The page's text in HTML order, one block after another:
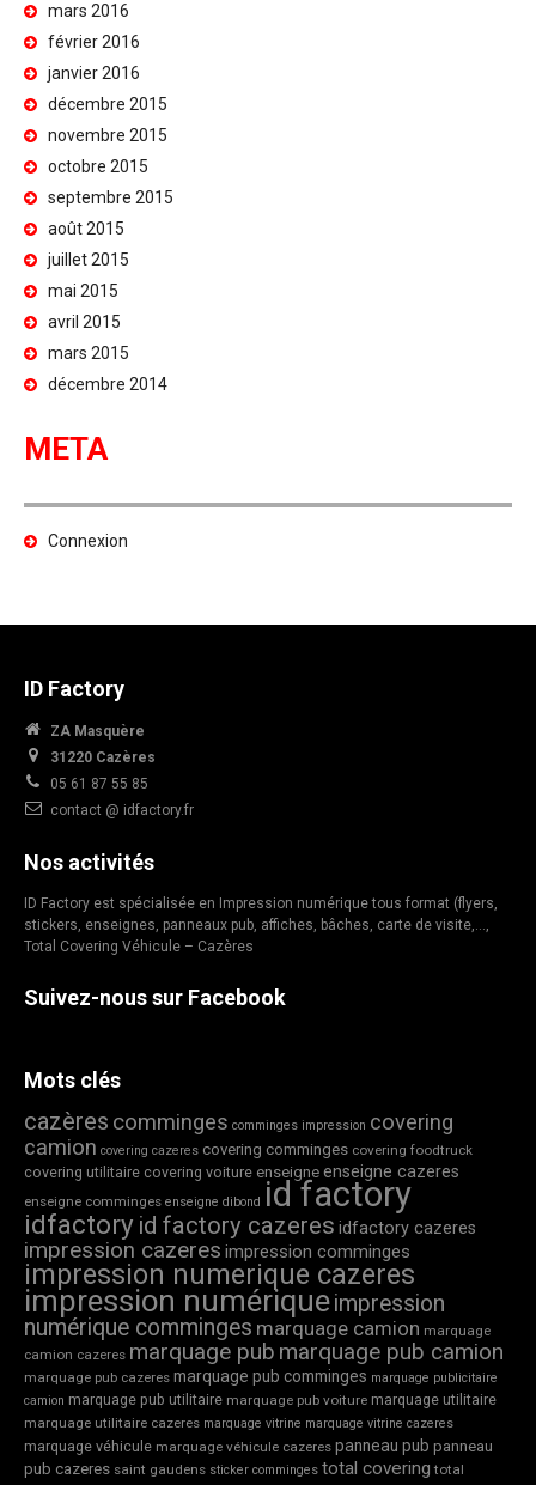
mars 2016
février 2016
janvier 2016
décembre 2015
novembre 2015
octobre 2015
septembre 2015
août 2015
juillet 2015
mai 2015
avril 2015
mars 2015
décembre 2014
META
Connexion
ID Factory
ZA Masquère
31220 Cazères
05 61 87 55 85
contact @ idfactory.fr
Nos activités
ID Factory est spécialisée en Impression numérique tous format (flyers,
stickers, enseignes, panneaux pub, affiches, bâches, carte de visite,…,
Total Covering Véhicule – Cazères
Suivez-nous sur Facebook
Mots clés
cazères comminges comminges impression covering
camion covering cazeres covering comminges covering foodtruck
covering utilitaire covering voiture enseigne enseigne cazeres
enseigne comminges enseigne dibond id factory
idfactory id factory cazeres idfactory cazeres
impression cazeres impression comminges
impression numerique cazeres
impression numériqueimpression
numérique comminges marquage camion marquage
camion cazeres marquage pub marquage pub camion
marquage pub cazeres marquage pub comminges marquage publicitaire
camion marquage pub utilitaire marquage pub voiture marquage utilitaire
marquage utilitaire cazeres marquage vitrine marquage vitrine cazeres
marquage véhicule marquage véhicule cazeres panneau pub panneau
pub cazeres saint gaudens sticker comminges total covering total